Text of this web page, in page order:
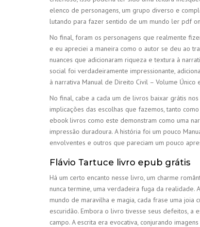
elenco de personagens, um grupo diverso e
lutando para fazer sentido de um mundo ler pdf
No final, foram os personagens que realmente
e eu apreciei a maneira como o autor se deu ao
nuances que adicionaram riqueza e textura à
social foi verdadeiramente impressionante,
à narrativa Manual de Direito Civil – Volume Único
No final, cabe a cada um de livros baixar grátis
implicações das escolhas que fazemos, tanto
ebook livros como este demonstram como uma
impressão duradoura. A história foi um pouco
envolventes e outros que pareciam um pouco
Flávio Tartuce livro epub grátis
Há um certo encanto nesse livro, um charme
nunca termine, uma verdadeira fuga da realidade.
mundo de maravilha e magia, cada frase uma joia
escuridão. Embora o livro tivesse seus defeitos,
campo. A escrita era evocativa, conjurando